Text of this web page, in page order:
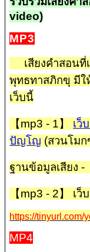
video)
MP3
เสียงคำสอนที่
พุทธทาสภิกขุ มีใ
เว็บนี้
【mp3 - 1】 เว็
ปัญโญ (สวนโมก
ฐานข้อมูลเสียง -
【mp3 - 2】 เว็บ
https://tinyurl.com/
MP4